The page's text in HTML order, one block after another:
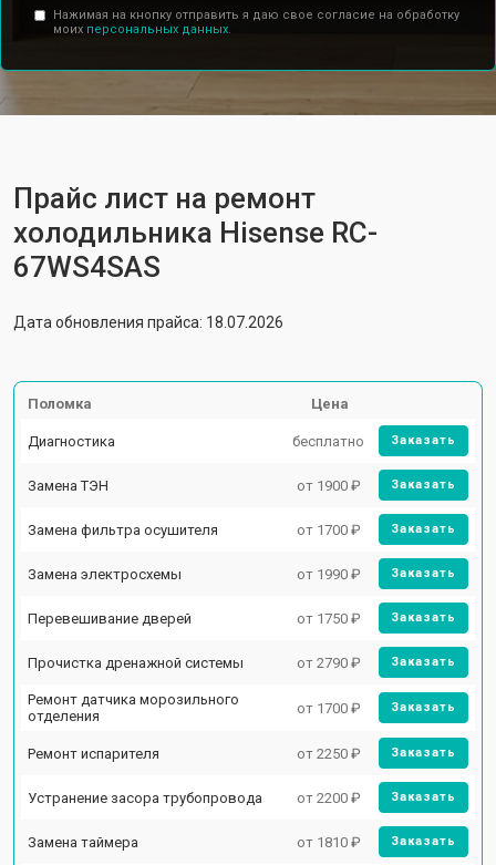
Нажимая на кнопку отправить я даю свое согласие на обработку
моих персональных данных.
Прайс лист на ремонт
холодильника Hisense RC-
67WS4SAS
Дата обновления прайса: 18.07.2026
Поломка Цена
Диагностика бесплатно Заказать
Замена ТЭН от 1900 ₽ Заказать
Замена фильтра осушителя от 1700 ₽ Заказать
Замена электросхемы от 1990 ₽ Заказать
Перевешивание дверей от 1750 ₽ Заказать
Прочистка дренажной системы от 2790 ₽ Заказать
Ремонт датчика морозильного
отделения
от 1700 ₽ Заказать
Ремонт испарителя от 2250 ₽ Заказать
Устранение засора трубопровода от 2200 ₽ Заказать
Замена таймера от 1810 ₽ Заказать